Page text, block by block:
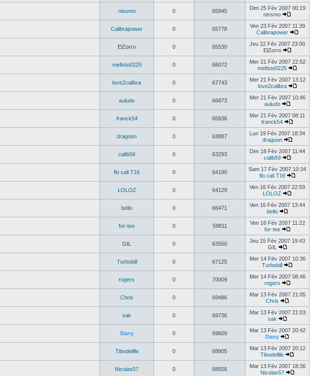
nissmo 0 65945
Dim 25 Fév 2007 00:19
nissmo
Calibrapower 0 65778
Ven 23 Fév 2007 11:39
Calibrapower
ElZorro 0 65530
Jeu 22 Fév 2007 23:00
ElZorro
mefisto0225 0 66072
Mer 21 Fév 2007 22:52
mefisto0225
love2calibra 0 67743
Mer 21 Fév 2007 13:12
love2calibra
auludo 0 66873
Mer 21 Fév 2007 10:46
auludo
franck54 0 65936
Mer 21 Fév 2007 08:11
franck54
dragoon 0 63887
Lun 19 Fév 2007 18:34
dragoon
calib59 0 63293
Dim 18 Fév 2007 11:44
calib59
flo cali T16 0 64190
Sam 17 Fév 2007 10:34
flo cali T16
LOLOZ 0 64129
Ven 16 Fév 2007 22:59
LOLOZ
bello 0 66471
Ven 16 Fév 2007 13:44
bello
for-tee 0 59811
Ven 16 Fév 2007 11:22
for-tee
GIL 0 63550
Jeu 15 Fév 2007 19:43
GIL
Turbobill 0 67125
Mer 14 Fév 2007 10:36
Turbobill
rogers 0 70009
Mer 14 Fév 2007 08:46
rogers
Chris 0 69486
Mar 13 Fév 2007 21:05
Chris
sak 0 69736
Mar 13 Fév 2007 21:03
sak
Dany 0 69609
Mar 13 Fév 2007 20:42
Dany
Tibodelille 0 68905
Mar 13 Fév 2007 20:12
Tibodelille
Nicolas57 0 68926
Mar 13 Fév 2007 18:36
Nicolas57